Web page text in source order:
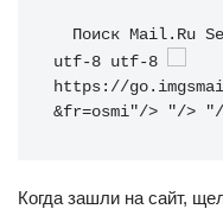
Поиск Mail.Ru
utf-8 utf-8
https://
&fr=osmi"/> "/>
Когда зашли на сайт,